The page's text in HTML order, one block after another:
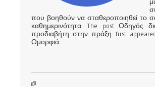
που βοηθούν να σταθεροποιηθεί το
καθημερινότητα. The post Οδηγός
προδιαβήτη στην πράξη first
Ομορφιά.